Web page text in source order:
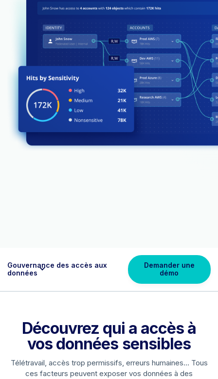
Gouvernance des accès aux
données
Demander une
démo
Découvrez qui a accès à
vos données sensibles
Télétravail, accès trop permissifs, erreurs humaines… Tous
ces facteurs peuvent exposer vos données à des